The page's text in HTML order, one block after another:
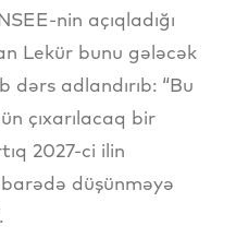
nin açıqladığı
Lekür bunu gələcək
adlandırıb: “Bu
çıxarılacaq bir
2027-ci ilin
düşünməyə